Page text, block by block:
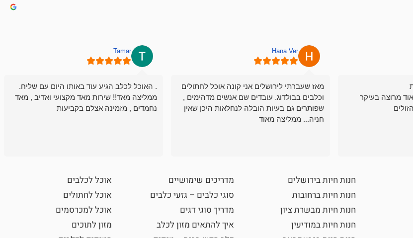
מרוצה בעיקר
Hana Ver
מאז שעברתי לירושלים אני קונה אוכל לחתולים
וכלבים בבולדוג. עובדים שם אנשים מדהימים ,
שפותרים גם בעיות הובלה לנחלאות היכן שאין
חניה... ממליצה מאוד
Tamar
. האוכל לכלב הגיע עוד באותו היום עם שליח.
ממליצה מאד!! שירות מאד מקצועי ואדיב , מאד
נחמדים , מזמינה אצלם בקביעות
חנות חיות בירושלים
חנות חיות ברחובות
חנות חיות מבשרת ציון
חנות חיות במודיעין
מדריכים שימושיים
סוגי כלבים – גזעי כלבים
מדריך סוגי דגים
איך להתאים מזון לכלב
אוכל לכלבים
אוכל לחתולים
אוכל למכרסמים
מזון לתוכים